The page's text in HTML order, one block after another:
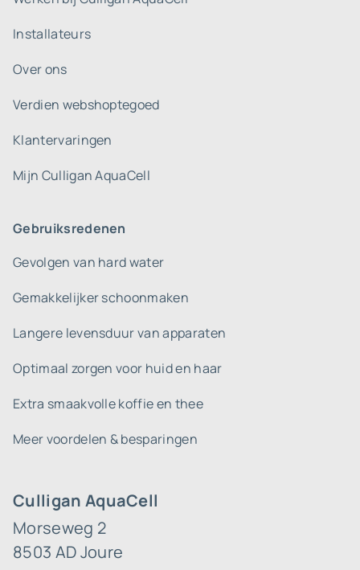
Culligan AquaCell
Morseweg 2
8503 AD Joure
Installateurs
Over ons
Verdien webshoptegoed
Klantervaringen
Mijn Culligan AquaCell
Gebruiksredenen
Gevolgen van hard water
Gemakkelijker schoonmaken
Langere levensduur van apparaten
Optimaal zorgen voor huid en haar
Extra smaakvolle koffie en thee
Meer voordelen & besparingen